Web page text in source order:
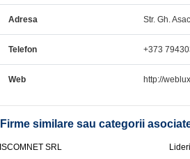
Adresa Str. Gh.
Telefon +373
Web http://
Firme similare sau categorii
SRL